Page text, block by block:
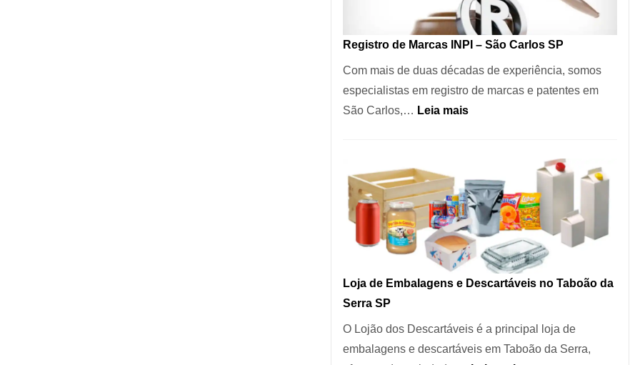
Italiana
do
Itaim
Registro de Marcas INPI – São Carlos SP
Com mais de duas décadas de experiência, somos
especialistas em registro de marcas e patentes em
São Carlos,… Leia mais:
INPI
–
São
Carlos
Loja de Embalagens e Descartáveis no Taboão da
Serra SP
O Lojão dos Descartáveis é a principal loja de
embalagens e descartáveis em Taboão da Serra,